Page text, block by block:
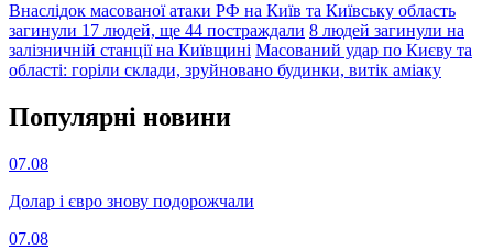
Внаслідок масованої атаки РФ на Київ та Київську область
загинули 17 людей, ще 44 постраждали 8 людей загинули на
залізничній станції на Київщині Масований удар по Києву та
області: горіли склади, зруйновано будинки, витік аміаку
Популярнi новини
07.08
Долар і євро знову подорожчали
07.08